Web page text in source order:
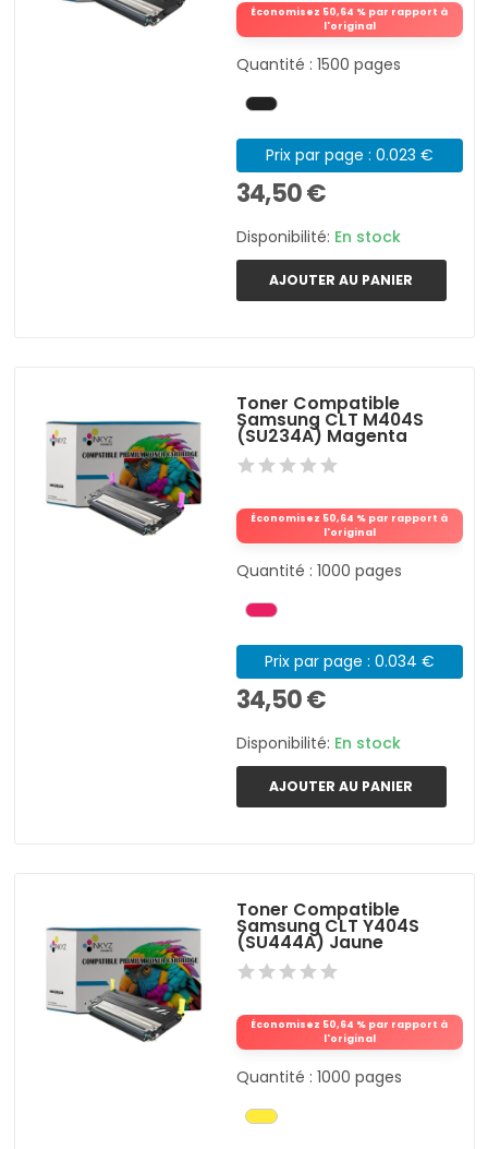
Économisez 50,64 % par rapport à
l'original
Quantité : 1500 pages
Prix par page : 0.023 €
34,50 €
Disponibilité: En stock
AJOUTER AU PANIER
Toner Compatible
Samsung CLT M404S
(SU234A) Magenta
Économisez 50,64 % par rapport à
l'original
Quantité : 1000 pages
Prix par page : 0.034 €
34,50 €
Disponibilité: En stock
AJOUTER AU PANIER
Toner Compatible
Samsung CLT Y404S
(SU444A) Jaune
Économisez 50,64 % par rapport à
l'original
Quantité : 1000 pages